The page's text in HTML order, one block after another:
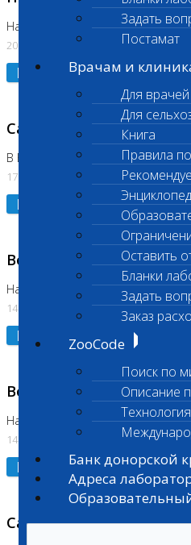
Задать
Постамат
Врачам и
Для
Для
Книга
Правила
Оставить
Бланки
Задать
Заказ
ZooCode
Поиск по
Описание
Технология
Банк донорской
Адреса
На Нагорной
20.07.2026
Подробнее
Санитарный день
В Бутово
17.07.2026
Подробнее
Возобновлено
На Нагорной (Код 961, 962)
14.07.2026
Подробнее
Возобновлено
На Нагорной (Код 157)
14.07.2026
Подробнее
Санитарный день